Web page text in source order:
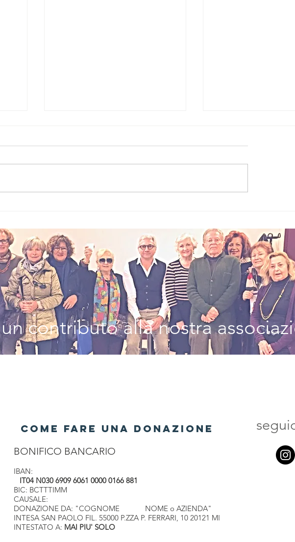
La nuova era
tra regole e
inclusione
contributo alla nostra
COME FARE UNA DONAZIONE
BONIFICO BANCARIO
IBAN:
IT04 N030 6909 6061 0000 0166 881
BIC: BCTTTIMM
CAUSALE:
DONAZIONE DA: "COGNOME NOME o AZIENDA"
INTESA SAN PAOLO FIL. 55000 P.ZZA P. FERRARI, 10 20121 MI
INTESTATO A: MAI PIU' SOLO